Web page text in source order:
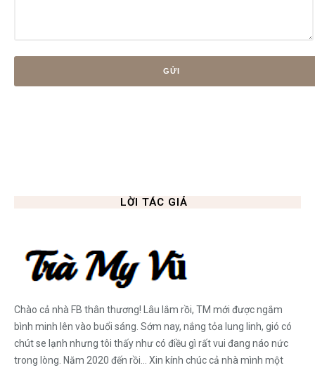
LỜI TÁC GIẢ
Chào cả nhà FB thân thương! Lâu lắm rồi, TM mới được ngắm
bình minh lên vào buổi sáng. Sớm nay, nắng tỏa lung linh, gió có
chút se lạnh nhưng tôi thấy như có điều gì rất vui đang náo nức
trong lòng. Năm 2020 đến rồi... Xin kính chúc cả nhà mình một